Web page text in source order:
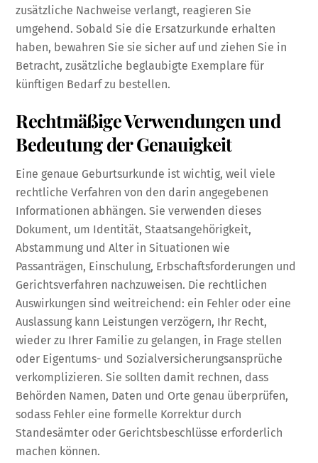
zusätzliche Nachweise verlangt, reagieren Sie
umgehend. Sobald Sie die Ersatzurkunde erhalten
haben, bewahren Sie sie sicher auf und ziehen Sie in
Betracht, zusätzliche beglaubigte Exemplare für
künftigen Bedarf zu bestellen.
Rechtmäßige Verwendungen und
Bedeutung der Genauigkeit
Eine genaue Geburtsurkunde ist wichtig, weil viele
rechtliche Verfahren von den darin angegebenen
Informationen abhängen. Sie verwenden dieses
Dokument, um Identität, Staatsangehörigkeit,
Abstammung und Alter in Situationen wie
Passanträgen, Einschulung, Erbschaftsforderungen und
Gerichtsverfahren nachzuweisen. Die rechtlichen
Auswirkungen sind weitreichend: ein Fehler oder eine
Auslassung kann Leistungen verzögern, Ihr Recht,
wieder zu Ihrer Familie zu gelangen, in Frage stellen
oder Eigentums- und Sozialversicherungsansprüche
verkomplizieren. Sie sollten damit rechnen, dass
Behörden Namen, Daten und Orte genau überprüfen,
sodass Fehler eine formelle Korrektur durch
Standesämter oder Gerichtsbeschlüsse erforderlich
machen können.